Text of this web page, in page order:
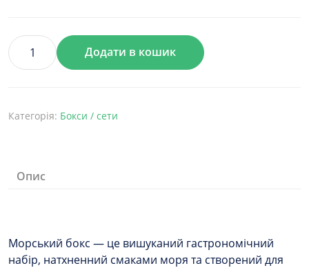
Бокс
Додати в кошик
Категорія: Бокси / сети
Опис
Морський бокс — це вишуканий гастрономічний
набір, натхненний смаками моря та створений для